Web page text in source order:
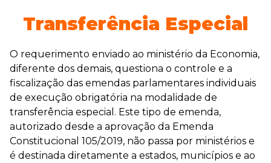
Transferência Especial
O requerimento enviado ao ministério da Economia,
diferente dos demais, questiona o controle e a
fiscalização das emendas parlamentares individuais
de execução obrigatória na modalidade de
transferência especial. Este tipo de emenda,
autorizado desde a aprovação da Emenda
Constitucional 105/2019, não passa por ministérios e
é destinada diretamente a estados, municípios e ao